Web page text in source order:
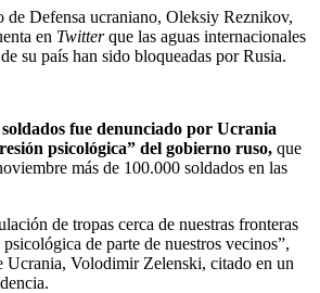
de Defensa ucraniano, Oleksiy Reznikov,
en Twitterque las aguas internacionales
su país han sido bloqueadas por Rusia.
fue denunciado por Ucrania
psicológica” del gobierno ruso, que
más de 100.000 soldados en las
de tropas cerca de nuestras fronteras
de parte de nuestros vecinos”,
Ucrania, Volodimir Zelenski, citado en un